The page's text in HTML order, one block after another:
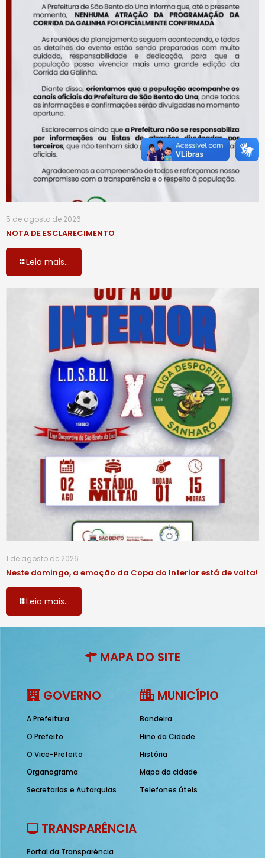
5 de agosto de 2026
NOTA DE ESCLARECIMENTO
Leia mais...
1 de agosto de 2026
Neste domingo, a emoção da Copa do Interior está de volta!
Leia mais...
MAPA DO SITE
GOVERNO
A Prefeitura
O Prefeito
O Vice-Prefeito
Organograma
Secretarias e Autarquias
MUNICÍPIO
Bandeira
Hino da Cidade
História
Mapa da cidade
Telefones úteis
TRANSPARÊNCIA
Portal da Transparência